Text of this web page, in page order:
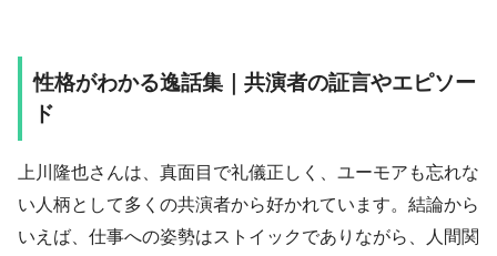
性格がわかる逸話集｜共演者の証言やエピソー
ド
上川隆也さんは、真面目で礼儀正しく、ユーモアも忘れな
い人柄として多くの共演者から好かれています。結論から
いえば、仕事への姿勢はストイックでありながら、人間関